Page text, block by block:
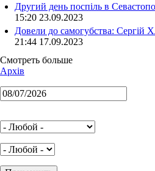
Другий день поспіль в
15:20 23.09.2023
Довели до самогубства: Сергій
21:44 17.09.2023
Смотреть больше
Архів